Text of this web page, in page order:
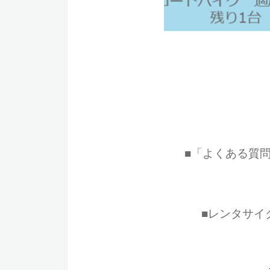
■「よくある質
■レンタサイ